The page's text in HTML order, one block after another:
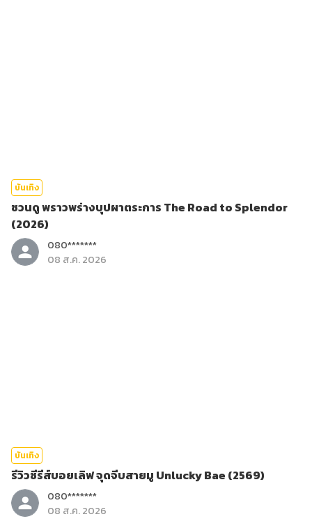
บันเทิง
ชวนดู พราวพร่างบุปผาตระการ The Road to Splendor
(2026)
080*******
08 ส.ค. 2026
บันเทิง
รีวิวซีรีส์บอยเลิฟ จุดจีบสายมู Unlucky Bae (2569)
080*******
08 ส.ค. 2026